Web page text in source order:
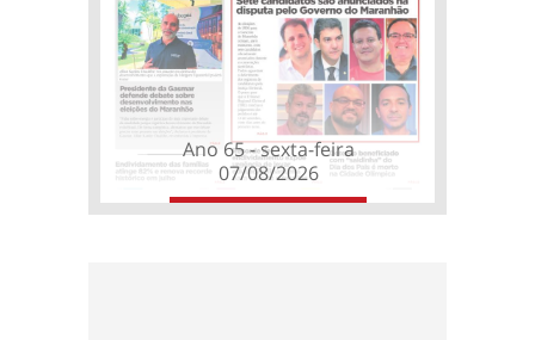
Ano 65 - sexta-feira
07/08/2026